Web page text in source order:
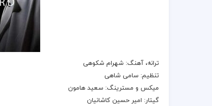
ترانه، آهنگ:شهرام شکوهی
تنظیم: سامی شاهی
میکس و مسترینگ: سعید هامون
گیتار: امیر حسین کاشانیان